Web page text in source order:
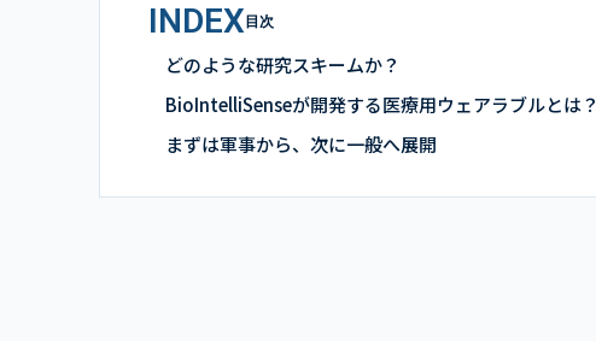
INDEX目次
どのような研究スキームか？
BioIntelliSenseが開発する医療用ウェアラブルとは？
まずは軍事から、次に一般へ展開